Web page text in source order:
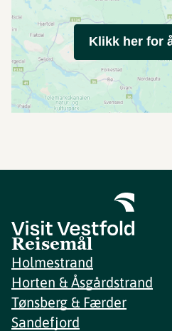
Klikk her for
Reisemål
Holmestrand
Horten & Åsgårdstrand
Tønsberg & Færder
Sandefjord